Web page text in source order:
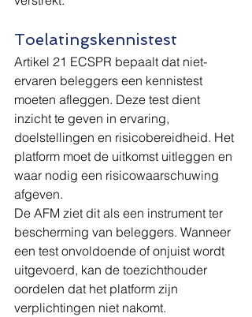
Toelatingskennistest
Artikel 21 ECSPR bepaalt dat niet-
ervaren beleggers een kennistest
moeten afleggen. Deze test dient
inzicht te geven in ervaring,
doelstellingen en risicobereidheid. Het
platform moet de uitkomst uitleggen en
waar nodig een risicowaarschuwing
afgeven.
De AFM ziet dit als een instrument ter
bescherming van beleggers. Wanneer
een test onvoldoende of onjuist wordt
uitgevoerd, kan de toezichthouder
oordelen dat het platform zijn
verplichtingen niet nakomt.